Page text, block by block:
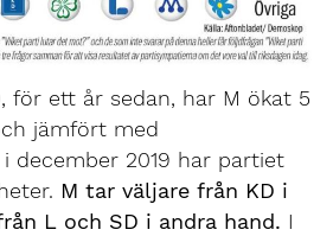
för ett år sedan, har M ökat 5
jämfört med
december 2019 har partiet
M tar väljare från KD i
L och SD i andra hand. I